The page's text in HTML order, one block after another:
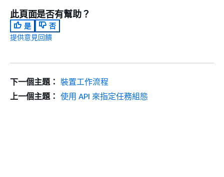
此頁面是否有幫助？
是
否
提供意見回饋
下一個主題： 裝置工作流程
上一個主題： 使用 API 來指定任務組態